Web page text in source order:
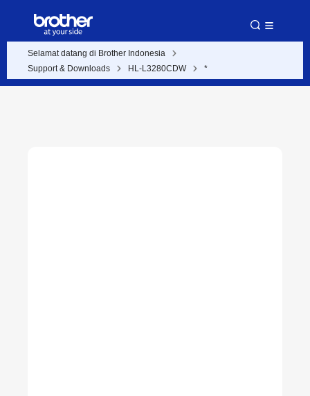
Selamat datang di Brother Indonesia
Support & Downloads
HL-L3280CDW *